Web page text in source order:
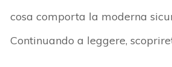
cosa comporta la moderna
Continuando a leggere,